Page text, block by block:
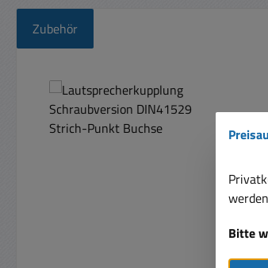
Zubehör
Bitte